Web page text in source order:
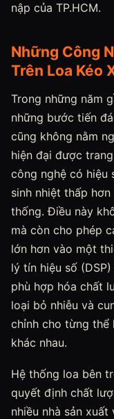
nập của TP.HCM.
Những Công
Trên Loa Kéo
Trong những năm
những bước tiến
cũng không nằm
hiện đại được
công nghệ có hiệu
sinh nhiệt thấp
thống. Điều này
mà còn cho phép
lớn hơn vào một
lý tín hiệu số
phù hợp hóa chất
loại bỏ nhiễu và
chỉnh cho từng thể
khác nhau.
Hệ thống loa bên
quyết định chất
nhiều nhà sản